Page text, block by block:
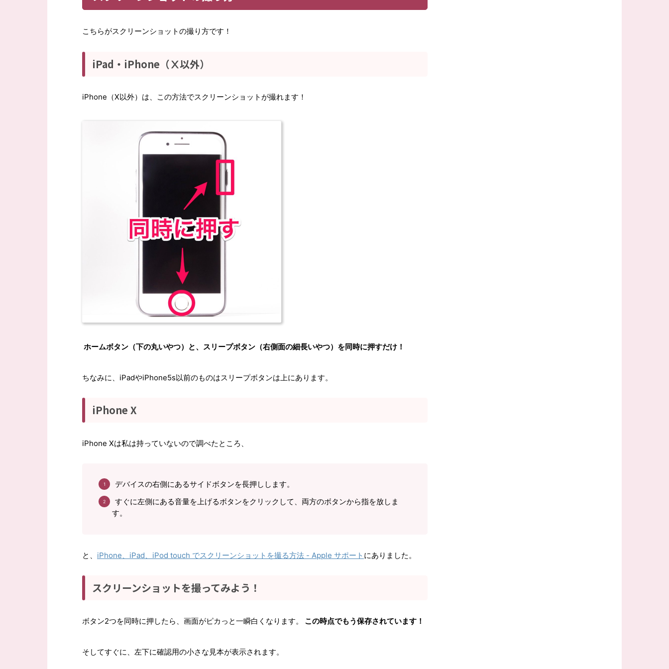
こちらがスクリーンショットの撮り方です！
iPad・iPhone（Ⅹ以外）
iPhone（Ⅹ以外）は、この方法でスクリーンショットが撮れます！
ホームボタン（下の丸いやつ）と、スリープボタン（右側面の細長いやつ）を同時に押すだけ！
ちなみに、iPadやiPhone5s以前のものはスリープボタンは上にあります。
iPhone X
iPhone Xは私は持っていないので調べたところ、
デバイスの右側にあるサイドボタンを長押しします。
すぐに左側にある音量を上げるボタンをクリックして、両方のボタンから指を放しま
す。
と、 iPhone、iPad、iPod touch でスクリーンショットを撮る方法 - Apple サポート にありました。
スクリーンショットを撮ってみよう！
ボタン2つを同時に押したら、画面がピカっと一瞬白くなります。 この時点でもう保存されています！
そしてすぐに、左下に確認用の小さな見本が表示されます。